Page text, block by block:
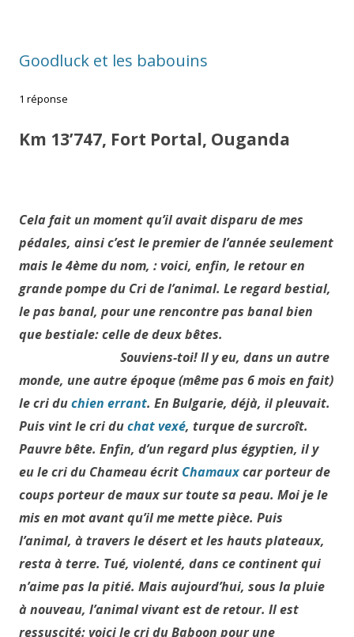
Goodluck et les babouins
1 réponse
Km 13’747, Fort Portal, Ouganda
Cela fait un moment qu’il avait disparu de mes
pédales, ainsi c’est le premier de l’année seulement
mais le 4ème du nom, : voici, enfin, le retour en
grande pompe du Cri de l’animal. Le regard bestial,
le pas banal, pour une rencontre pas banal bien
que bestiale: celle de deux bêtes.
Souviens-toi! Il y eu, dans un autre
monde, une autre époque (même pas 6 mois en fait)
le cri duchien errant. En Bulgarie, déjà, il pleuvait.
Puis vint le cri duchat vexé, turque de surcroît.
Pauvre bête. Enfin, d’un regard plus égyptien, il y
eu le cri du Chameau écrit Chamauxcar porteur de
coups porteur de maux sur toute sa peau. Moi je le
mis en mot avant qu’il me mette pièce. Puis
l’animal, à travers le désert et les hauts plateaux,
resta à terre. Tué, violenté, dans ce continent qui
n’aime pas la pitié. Mais aujourd’hui, sous la pluie
à nouveau, l’animal vivant est de retour. Il est
ressuscité: voici le cri du Baboon pour une